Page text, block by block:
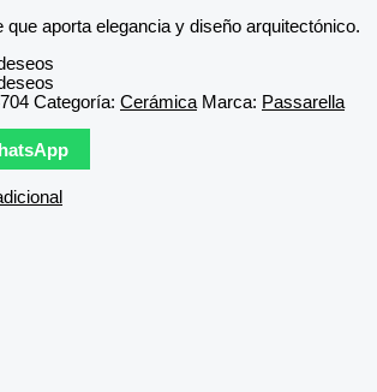
aporta elegancia y diseño arquitectónico.
Categoría: Cerámica Marca: Passarella